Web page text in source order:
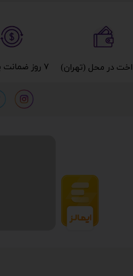
۷ روز ضمانت بازگشت وجه​​​​​​​ در محل (تهران)​​​​​​​